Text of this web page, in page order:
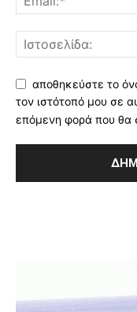
αποθηκεύστε το
τον ιστότοπό μου σε
επόμενη φορά που θα